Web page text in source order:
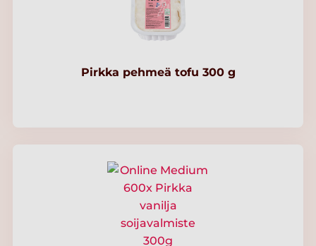
Pirkka pehmeä tofu 300 g